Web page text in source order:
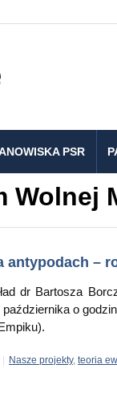
PSR
Wolnej
antypodach –
dr Bartosza
o
Nasze projekty, teoria